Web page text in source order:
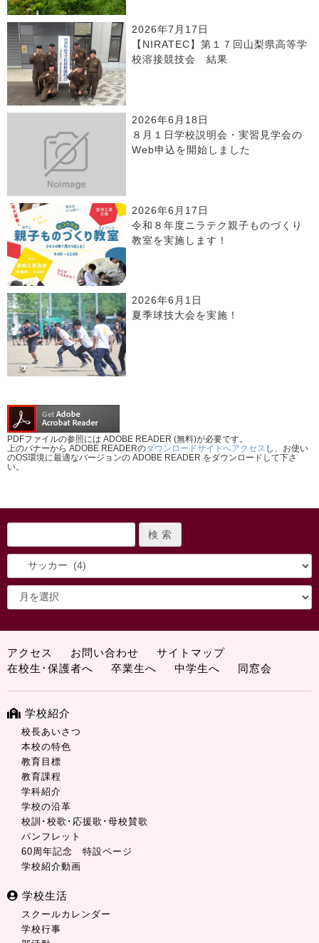
2026年7月17日
【NIRATEC】第１７回山梨県高等学
校溶接競技会 結果
2026年6月18日
８月１日学校説明会・実習見学会の
Web申込を開始しました
2026年6月17日
令和８年度ニラテク親子ものづくり
教室を実施します！
2026年6月1日
夏季球技大会を実施！
PDFファイルの参照には ADOBE READER (無料)が必要です。
上のバナーから ADOBE READERのダウンロードサイトへアクセス し、お使い
のOS環境に最適なバージョンの ADOBE READER をダウンロードして下さ
い。
アクセス お問い合わせ
サイトマップ
在校生･保護者へ
卒業生へ 中学生へ 同窓会
学校紹介
校長あいさつ
本校の特色
教育目標
教育課程
学科紹介
学校の沿革
校訓･校歌･応援歌･母校賛歌
パンフレット
60周年記念 特設ページ
学校紹介動画
学校生活
スクールカレンダー
学校行事